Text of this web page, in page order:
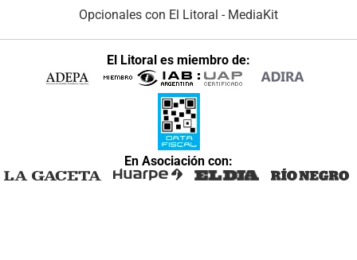
Opcionales con El Litoral - MediaKit
El Litoral es miembro de:
En Asociación con: